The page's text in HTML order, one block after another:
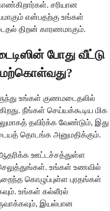
சரியான
என்பதற்கு உங்கள்
திறன் காரணமாகும்.
போது வீட்டு
உங்கள் குணமடைதலில்
நீங்கள் செய்யக்கூடிய மிக
தவிர்க்க வேண்டும், இது
தொடங்க அனுமதிக்கும்.
ஊட்டச்சத்துள்ள
உங்கள் உணவில்
கொழுப்புள்ள புரதங்கள்
உங்கள் கல்லீரல்
இயல்பான